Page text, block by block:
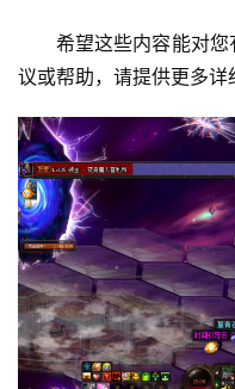
希望这些内容能对
议或帮助，请提供更多详